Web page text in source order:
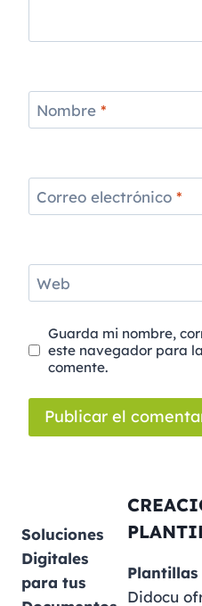
Nombre *
Correo electrónico *
Web
Guarda mi nombre,
este navegador para
comente.
Soluciones
Digitales
para tus
Plantillas
Didocu